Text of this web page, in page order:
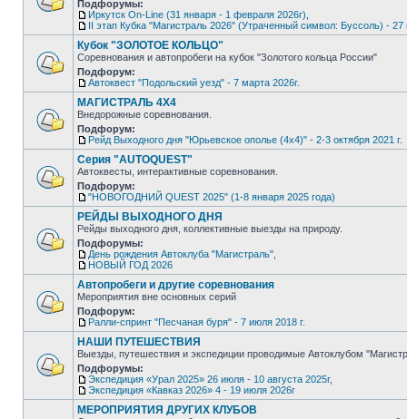
Подфорумы:
Иркутск On-Line (31 января - 1 февраля 2026г)
II этап Кубка "Магистраль 2026" (Утраченный символ: Буссоль) - 27
Кубок "ЗОЛОТОЕ КОЛЬЦО"
Соревнования и автопробеги на кубок "Золотого кольца России"
Подфорум:
Автоквест "Подольский уезд" - 7 марта 2026г.
МАГИСТРАЛЬ 4Х4
Внедорожные соревнования.
Подфорум:
Рейд Выходного дня "Юрьевское ополье (4х4)" - 2-3 октября 2021 г.
Серия "AUTOQUEST"
Автоквесты, интерактивные соревнования.
Подфорум:
"НОВОГОДНИЙ QUEST 2025" (1-8 января 2025 года)
РЕЙДЫ ВЫХОДНОГО ДНЯ
Рейды выходного дня, коллективные выезды на природу.
Подфорумы:
День рождения Автоклуба "Магистраль"
НОВЫЙ ГОД 2026
Автопробеги и другие соревнования
Мероприятия вне основных серий
Подфорум:
Ралли-спринт "Песчаная буря" - 7 июля 2018 г.
НАШИ ПУТЕШЕСТВИЯ
Выезды, путешествия и экспедиции проводимые Автоклубом
Подфорумы:
Экспедиция «Урал 2025» 26 июля - 10 августа 2025г,
Экспедиция «Кавказ 2026» 4 - 19 июля 2026г
МЕРОПРИЯТИЯ ДРУГИХ КЛУБОВ